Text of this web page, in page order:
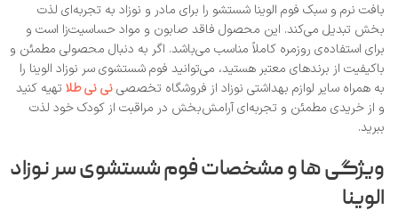
بافت نرم و سبک فوم الوینا شستشو را برای مادر و نوزاد به تجربه‌ای لذت‌
بخش تبدیل می‌کند. این محصول فاقد صابون و مواد حساسیت‌زا است و
برای استفاده‌ی روزمره کاملاً مناسب می‌باشد. اگر به دنبال محصولی مطمئن و
باکیفیت از برندهای معتبر هستید، می‌توانید فوم شستشوی سر نوزاد الوینا را
به همراه سایر لوازم بهداشتی نوزاد از فروشگاه تخصصینی‌ نی طلا تهیه کنید
و از خریدی مطمئن و تجربه‌ای آرامش‌بخش در مراقبت از کودک خود لذت
ببرید.
ویژگی‌ ها و مشخصات فوم شستشوی سر نوزاد
الوینا